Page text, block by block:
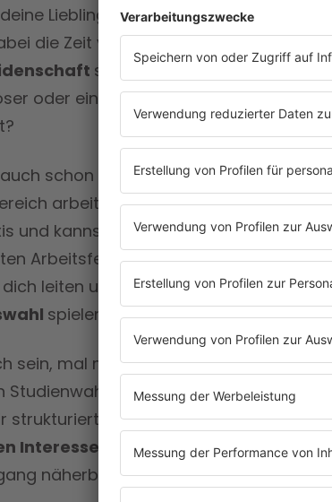
Lieblingsbeschäftigungen in der
die Zeit vergisst, kann das ein
sein. Vielleicht bist du ja der
oder ein kreativer Kopf, der ständig
schon mit Menschen gesprochen,
arbeiten. So bekommst du einen
und kannst herausfinden, ob dein Bild
Arbeitsfeld realistisch ist. Denk
leiten und welche Rolle sie in deiner
spielen könnten.
sein, mal mit der Studienberatung zu
Studienwahltest zu machen. Diese
strukturiert und zielgerichtet zeigen, wo
Interessen liegenund dich deinem
näherbringen.